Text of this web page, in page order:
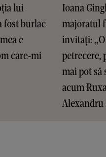
lui
fost burlac
e
care-mi
Ioana
majoratul
invitați:
petrecere,
mai pot să
acum
Alexandru